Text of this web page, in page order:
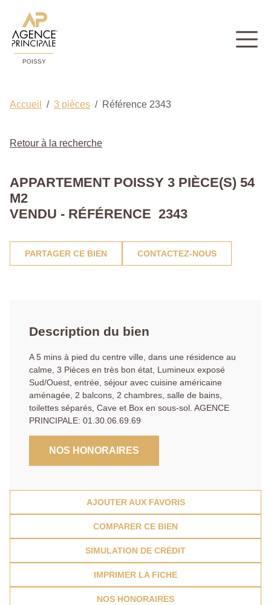
POISSY
Accueil 3 pièces Référence 2343
Retour à la recherche
APPARTEMENT POISSY 3 PIÈCE(S) 54
M2
VENDU - RÉFÉRENCE 2343
PARTAGER CE BIEN CONTACTEZ-NOUS
Description du bien
A 5 mins à pied du centre ville, dans une résidence au
calme, 3 Pièces en très bon état, Lumineux exposé
Sud/Ouest, entrée, séjour avec cuisine américaine
aménagée, 2 balcons, 2 chambres, salle de bains,
toilettes séparés, Cave et Box en sous-sol. AGENCE
PRINCIPALE: 01.30.06.69.69
NOS HONORAIRES
AJOUTER AUX FAVORIS
COMPARER CE BIEN
SIMULATION DE CRÉDIT
IMPRIMER LA FICHE
NOS HONORAIRES